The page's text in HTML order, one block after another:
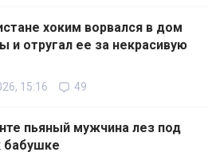
хоким ворвался в дом
и отругал ее за некрасивую
15:16 49
пьяный мужчина лез под
бабушке